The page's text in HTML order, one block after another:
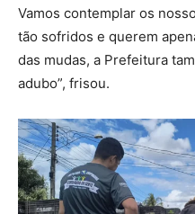
Vamos contemplar os
tão sofridos e querem
das mudas, a Prefeitura
adubo”, frisou.